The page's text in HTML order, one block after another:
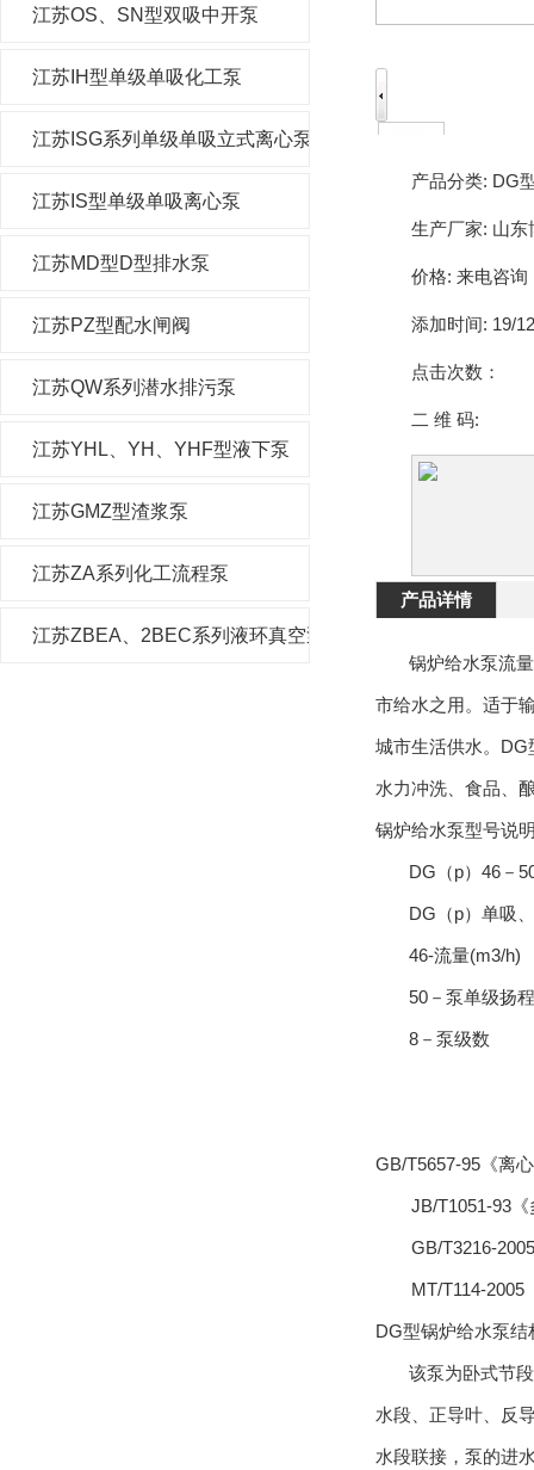
江苏OS、SN型双吸中开泵
江苏IH型单级单吸化工泵
江苏ISG系列单级单吸立式离心泵
江苏IS型单级单吸离心泵
江苏MD型D型排水泵
江苏PZ型配水闸阀
江苏QW系列潜水排污泵
江苏YHL、YH、YHF型液下泵
江苏GMZ型渣浆泵
江苏ZA系列化工流程泵
江苏ZBEA、2BEC系列液环真空泵及压缩机
产品分类: DG
生产厂家: 山东
价格: 来电咨询
添加时间: 19/
点击次数：
二 维 码:
产品详情
锅炉给水泵流量
市给水之用。适于
城市生活供水。
水力冲洗、食品、
锅炉给水泵型号说
DG（p）46－
DG（p）单吸、
46-流量(m3/h)
50－泵单级扬程
8－泵级数
GB/T5657-95《离
JB/T1051-93《
GB/T3216-2005
MT/T114-2005
DG型锅炉给水泵结
该泵为卧式节段
水段、正导叶、反
水段联接，泵的进